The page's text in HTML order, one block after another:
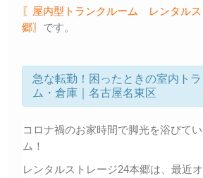
〖屋内型トランクルーム レンタル
郷〗 です。
急な転勤！困ったときの室内ト
ム・倉庫｜名古屋名東区
コロナ禍のお家時間で脚光を浴びて
ム！
レンタルストレージ24本郷は、最近